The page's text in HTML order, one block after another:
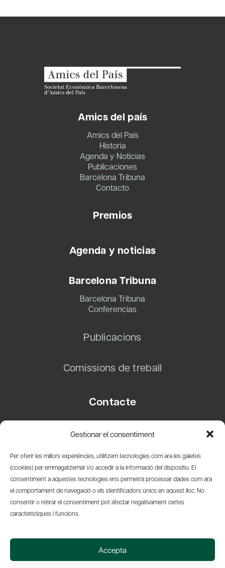
Gestionar el consentiment
Per oferir les millors experiències, utilitzem tecnologies com ara les galetes
(cookies) per emmagatzemar i/o accedir a la informació del dispositiu. El
consentiment a aquestes tecnologies ens permetrà processar dades com ara
el comportament de navegació o els identificadors únics en aquest lloc. No
consentir o retirar el consentiment pot afectar negativament certes
característiques i funcions.
Accepta
Amics del país
Amics del País
Historia
Agenda y Noticias
Publicaciones
Barcelona Tribuna
Contacto
Premios
Agenda y noticias
Barcelona Tribuna
Barcelona Tribuna
Conferencias
Publicacions
Comissions de treball
Contacte
08003 Barcelona
info@amicsdelpais.com
Suscripció Newsletter
© 2026 Societat Econòmica Barcelonesa d'Amics del País